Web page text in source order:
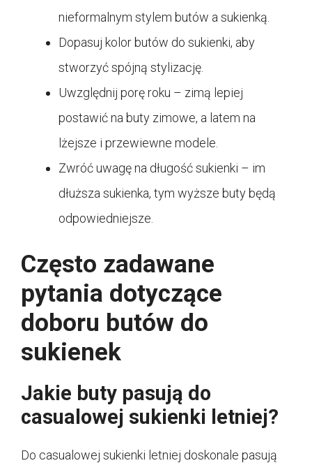
nieformalnym stylem butów a sukienką.
Dopasuj kolor butów do sukienki, aby
stworzyć spójną stylizację.
Uwzględnij porę roku – zimą lepiej
postawić na buty zimowe, a latem na
lżejsze i przewiewne modele.
Zwróć uwagę na długość sukienki – im
dłuższa sukienka, tym wyższe buty będą
odpowiedniejsze.
Często zadawane
pytania dotyczące
doboru butów do
sukienek
Jakie buty pasują do
casualowej sukienki letniej?
Do casualowej sukienki letniej doskonale pasują